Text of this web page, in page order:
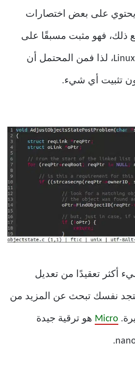
على بعض اختصارات
ذلك، فهو مثبت مسبقًا على
العديد من توزيعات Linux، لذا فمن المحتمل أن
تثبيت أي شيء.
أكثر تعقيدًا من تعديل
نفسك تبحث عن المزيد من
Micro هو ترقية جيدة